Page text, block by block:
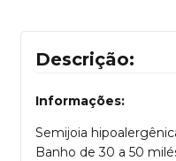
Descrição:
Informações:
Semijoia
Banho de 30 a 50